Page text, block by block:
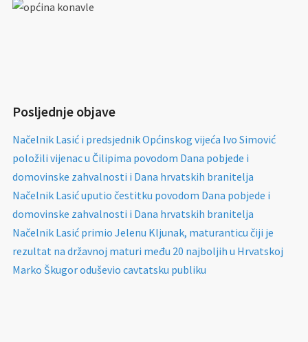
Posljednje objave
Načelnik Lasić i predsjednik Općinskog vijeća Ivo Simović
položili vijenac u Čilipima povodom Dana pobjede i
domovinske zahvalnosti i Dana hrvatskih branitelja
Načelnik Lasić uputio čestitku povodom Dana pobjede i
domovinske zahvalnosti i Dana hrvatskih branitelja
Načelnik Lasić primio Jelenu Kljunak, maturanticu čiji je
rezultat na državnoj maturi među 20 najboljih u Hrvatskoj
Marko Škugor oduševio cavtatsku publiku